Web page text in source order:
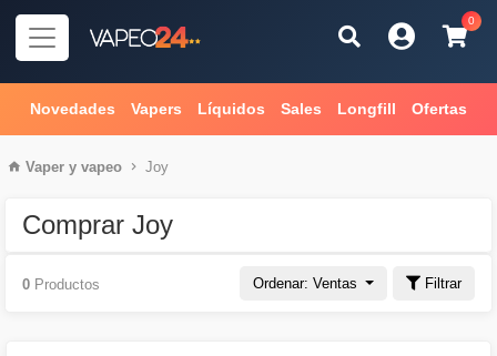
0
Novedades Vapers Líquidos Sales Longfill Ofertas
Vaper y vapeo Joy
Comprar Joy
Ordenar: Ventas Filtrar
0 Productos